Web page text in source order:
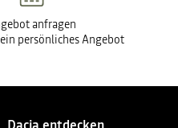
anfragen
persönliches Angebot